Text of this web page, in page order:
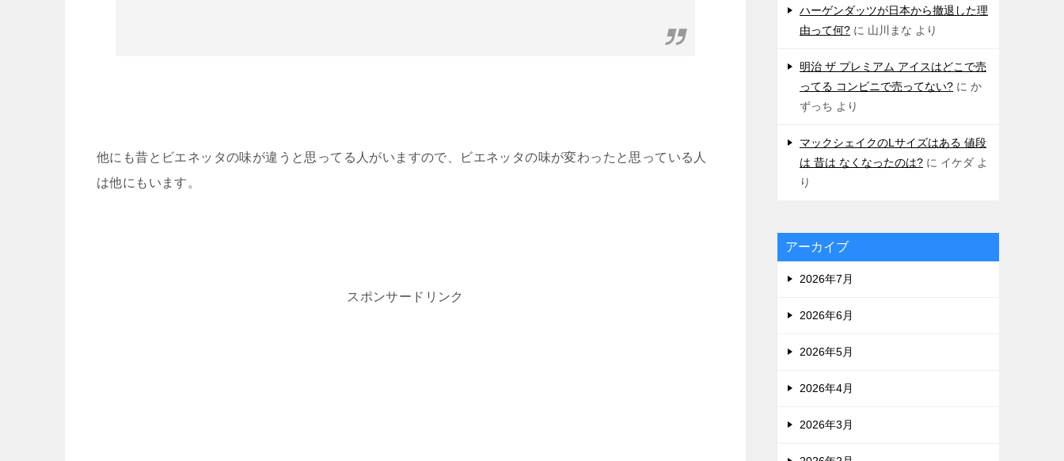
他にも昔とビエネッタの味が違うと思ってる人がいますので、ビエネッタの味が変わったと思っている人
は他にもいます。
スポンサードリンク
ハーゲンダッツが日本から撤退した理
由って何? に 山川まな より
明治 ザ プレミアム アイスはどこで売
ってる コンビニで売ってない? に か
ずっち より
マックシェイクのLサイズはある 値段
は 昔は なくなったのは? に イケダ よ
り
アーカイブ
2026年7月
2026年6月
2026年5月
2026年4月
2026年3月